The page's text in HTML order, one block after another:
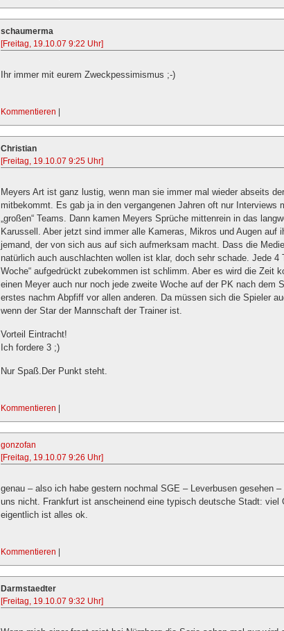
schaumerma
[Freitag, 19.10.07 9:22 Uhr]
Ihr immer mit eurem Zweckpessimismus ;-)
Kommentieren
Christian
[Freitag, 19.10.07 9:25 Uhr]
Meyers Art ist ganz lustig, wenn man sie immer mal wieder abseits
mitbekommt. Es gab ja in den vergangenen Jahren oft nur Interviews
„großen“ Teams. Dann kamen Meyers Sprüche mittenrein in das
Karussell. Aber jetzt sind immer alle Kameras, Mikros und Augen auf
jemand, der von sich aus auf sich aufmerksam macht. Dass die
natürlich auch auschlachten wollen ist klar, doch sehr schade. Jede 4
Woche“ aufgedrückt zubekommen ist schlimm. Aber es wird die Zeit
einen Meyer auch nur noch jede zweite Woche auf der PK nach dem
erstes nachm Abpfiff vor allen anderen. Da müssen sich die Spieler
wenn der Star der Mannschaft der Trainer ist.
Vorteil Eintracht!
Ich fordere 3 ;)
Nur Spaß.Der Punkt steht.
Kommentieren
gonzofan
[Freitag, 19.10.07 9:26 Uhr]
genau – also ich habe gestern nochmal SGE – Leverbusen gesehen
uns nicht. Frankfurt ist anscheinend eine typisch deutsche Stadt: viel
eigentlich ist alles ok.
Kommentieren
Darmstaedter
[Freitag, 19.10.07 9:32 Uhr]